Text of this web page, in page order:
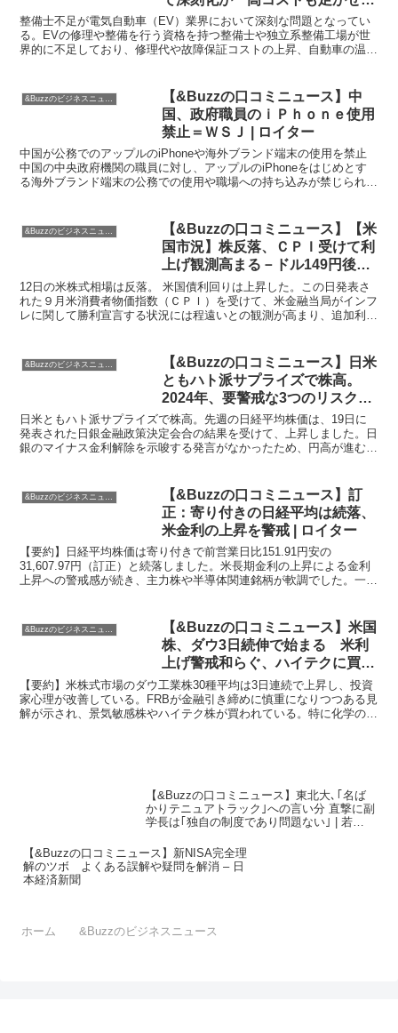
ロイター
整備士不足が電気自動車（EV）業界において深刻な問題となってい
る。EVの修理や整備を行う資格を持つ整備士や独立系整備工場が世
界的に不足しており、修理代や故障保証コストの上昇、自動車の温室
&Buzzのビジネスニュース
【&Buzzの口コミニュース】中
国、政府職員のｉＰｈｏｎｅ使用
禁止＝ＷＳＪ | ロイター
中国が公務でのアップルのiPhoneや海外ブランド端末の使用を禁止
中国の中央政府機関の職員に対し、アップルのiPhoneをはじめとす
る海外ブランド端末の公務での使用や職場への持ち込みが禁じられま
&Buzzのビジネスニュース
【&Buzzの口コミニュース】【米
国市況】株反落、ＣＰＩ受けて利
上げ観測高まる－ドル149円後半
– Bloomberg
12日の米株式相場は反落。 米国債利回りは上昇した。この日発表さ
れた９月米消費者物価指数（ＣＰＩ）を受けて、米金融当局がインフ
レに関して勝利宣言する状況には程遠いとの観測が高まり、追加利上
【&Buzzの口コミニュース】日米
ともハト派サプライズで株高。
2024年、要警戒な3つのリスク
（窪田真之） | トウシル 楽天証券
の投資情報メディア
日米ともハト派サプライズで株高。先週の日経平均株価は、19日に
発表された日銀金融政策決定会合の結果を受けて、上昇しました。日
銀のマイナス金利解除を示唆する発言がなかったため、円高が進むこ
【&Buzzの口コミニュース】訂
正：寄り付きの日経平均は続落、
米金利の上昇を警戒 | ロイター
【要約】日経平均株価は寄り付きで前営業日比151.91円安の
31,607.97円（訂正）と続落しました。米長期金利の上昇による金利
上昇への警戒感が続き、主力株や半導体関連銘柄が軟調でした。一方
&Buzzのビジネスニュース
【&Buzzの口コミニュース】米国
株、ダウ3日続伸で始まる 米利
上げ警戒和らぐ、ハイテクに買い
– 日本経済新聞
【要約】米株式市場のダウ工業株30種平均は3日連続で上昇し、投資
家心理が改善している。FRBが金融引き締めに慎重になりつつある見
解が示され、景気敏感株やハイテク株が買われている。特に化学のダ
【&Buzzの口コミニュース】東北大､｢名ば
かりテニュアトラック｣への言い分 直撃に副
学長は｢独自の制度であり問題ない｣ | 若手
イン
【&Buzzの口コミニュース】新NISA完全理
解のツボ よくある誤解や疑問を解消 – 日
本経済新聞
ホーム &Buzzのビジネスニュース